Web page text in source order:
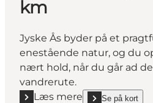
km
Jyske Ås byder på et
enestående natur, og du
nært hold, når du går ad
vandrerute.
Læs mere
Se på kort